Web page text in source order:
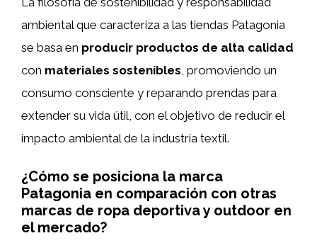
ambiental que caracteriza a las tiendas Patagonia
se basa en producir productos de alta calidad
con materiales sostenibles, promoviendo un
consumo consciente y reparando prendas para
extender su vida útil, con el objetivo de reducir el
impacto ambiental de la industria textil.
¿Cómo se posiciona la marca
Patagonia en comparación con otras
marcas de ropa deportiva y outdoor en
el mercado?